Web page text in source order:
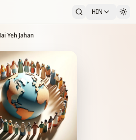
HIN
Yeh Jahan